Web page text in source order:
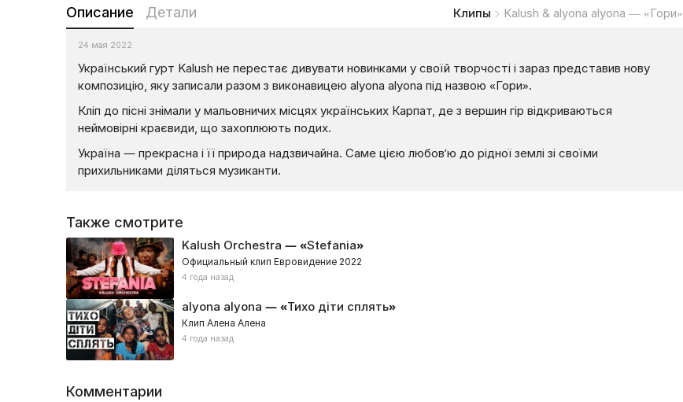
Описание Детали Клипы Kalush & alyona alyona — «Гори»
24 мая 2022
Український гурт Kalush не перестає дивувати новинками у своїй творчості і зараз представив нову
композицію, яку записали разом з виконавицею alyona alyona під назвою «Гори».
Кліп до пісні знімали у мальовничих місцях українських Карпат, де з вершин гір відкриваються
неймовірні краєвиди, що захоплюють подих.
Україна — прекрасна і її природа надзвичайна. Саме цією любов’ю до рідної землі зі своїми
прихильниками діляться музиканти.
Также смотрите
Kalush Orchestra — «Stefania»
Официальный клип Евровидение 2022
4 года назад
alyona alyona — «Тихо діти сплять»
Клип Алена Алена
4 года назад
Комментарии